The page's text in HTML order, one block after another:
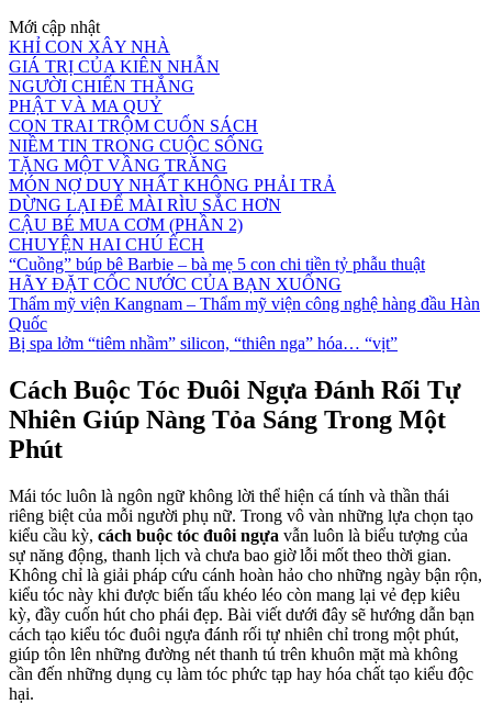
Mới cập nhật
KHỈ CON XÂY NHÀ
GIÁ TRỊ CỦA KIÊN NHẪN
NGƯỜI CHIẾN THẮNG
PHẬT VÀ MA QUỶ
CON TRAI TRỘM CUỐN SÁCH
NIỀM TIN TRONG CUỘC SỐNG
TẶNG MỘT VẦNG TRĂNG
MÓN NỢ DUY NHẤT KHÔNG PHẢI TRẢ
DỪNG LẠI ĐỂ MÀI RÌU SẮC HƠN
CẬU BÉ MUA CƠM (PHẦN 2)
CHUYỆN HAI CHÚ ẾCH
“Cuồng” búp bê Barbie – bà mẹ 5 con chi tiền tỷ phẫu thuật
HÃY ĐẶT CỐC NƯỚC CỦA BẠN XUỐNG
Thẩm mỹ viện Kangnam – Thẩm mỹ viện công nghệ hàng đầu Hàn
Quốc
Bị spa lởm “tiêm nhầm” silicon, “thiên nga” hóa… “vịt”
Cách Buộc Tóc Đuôi Ngựa Đánh Rối Tự
Nhiên Giúp Nàng Tỏa Sáng Trong Một
Phút
Mái tóc luôn là ngôn ngữ không lời thể hiện cá tính và thần thái
riêng biệt của mỗi người phụ nữ. Trong vô vàn những lựa chọn tạo
kiểu cầu kỳ, cách buộc tóc đuôi ngựa vẫn luôn là biểu tượng của
sự năng động, thanh lịch và chưa bao giờ lỗi mốt theo thời gian.
Không chỉ là giải pháp cứu cánh hoàn hảo cho những ngày bận rộn,
kiểu tóc này khi được biến tấu khéo léo còn mang lại vẻ đẹp kiêu
kỳ, đầy cuốn hút cho phái đẹp. Bài viết dưới đây sẽ hướng dẫn bạn
cách tạo kiểu tóc đuôi ngựa đánh rối tự nhiên chỉ trong một phút,
giúp tôn lên những đường nét thanh tú trên khuôn mặt mà không
cần đến những dụng cụ làm tóc phức tạp hay hóa chất tạo kiểu độc
hại.